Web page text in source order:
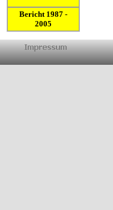
Bericht 1987 -
2005